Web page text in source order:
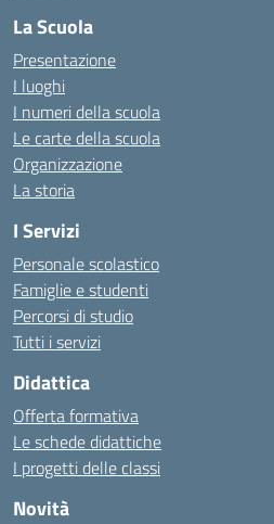
La Scuola
Presentazione
I luoghi
I numeri della scuola
Le carte della scuola
Organizzazione
La storia
I Servizi
Personale scolastico
Famiglie e studenti
Percorsi di studio
Tutti i servizi
Didattica
Offerta formativa
Le schede didattiche
I progetti delle classi
Novità